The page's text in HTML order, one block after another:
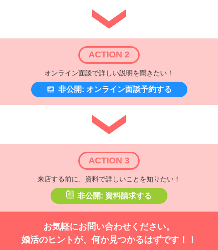
ACTION 2
オンライン面談で詳しい説明を聞きたい！
非公開: オンライン面談予約する
ACTION 3
来店する前に、資料で詳しいことを知りたい！
非公開: 資料請求する
お気軽にお問い合わせください。
婚活のヒントが、何か見つかるはずです！！